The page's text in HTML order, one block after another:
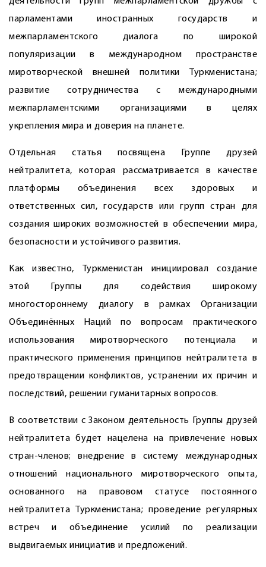
парламентами иностранных государств и
межпарламентского диалога по широкой
популяризации в международном пространстве
миротворческой внешней политики Туркменистана;
развитие сотрудничества с международными
межпарламентскими организациями в целях
укрепления мира и доверия на планете.
Отдельная статья посвящена Группе друзей
нейтралитета, которая рассмат­ривается в качестве
платформы объединения всех здоровых и
ответственных сил, государств или групп стран для
создания широких возможностей в обеспечении мира,
безопасности и устойчивого развития.
Как известно, Туркменистан инициировал создание
этой Группы для содействия широкому
многостороннему диалогу в рамках Организации
Объединённых Наций по вопросам практического
использования миротворческого потенциала и
практического применения принципов нейтралитета в
предотвращении конфликтов, устранении их причин и
последствий, решении гуманитарных вопросов.
В соответствии с Законом деятельность Группы друзей
нейтралитета будет нацелена на привлечение новых
стран-членов; внедрение в систему международных
отношений национального миротворческого опыта,
основанного на правовом статусе постоянного
нейтралитета Туркменистана; проведение регулярных
встреч и объединение усилий по реализации
выдвигаемых инициатив и предложений.